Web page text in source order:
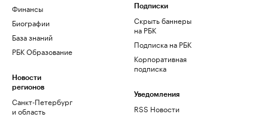
Финансы
Биографии
База знаний
РБК Образование
Новости
регионов
Санкт-Петербург
и область
Подписки
Скрыть баннеры
на РБК
Подписка на РБК
Корпоративная
подписка
Уведомления
RSS Новости